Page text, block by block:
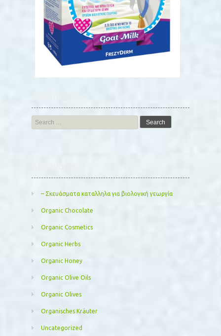
Search
for:
– Σκευάσματα καταλληλα για βιολογική γεωργία
Organic Chocolate
Organic Cosmetics
Organic Herbs
Organic Honey
Organic Olive Oils
Organic Olives
Organisches Kräuter
Uncategorized